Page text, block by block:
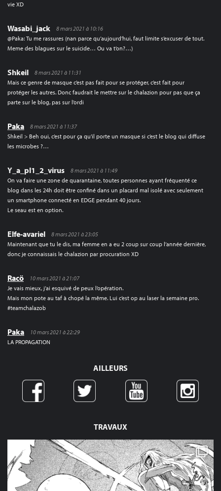
TRAVAUX
vie XD
Wasabi_jack
8 mars 2021 à 10:16
@Paka: Tu me rassures (nan parce qu’aujourd’hui, faut limite s’excuser de tout.
Meme des blagues sur le suicide… Ou va t’on?…)
Shkeil
8 mars 2021 à 11:31
Mais ce genre de masque c’est pas fait pour se protéger, c’est fait pour
protéger les autres. Donc faudrait le mettre sur le chalazion pour pas que ça
parte sur le blog, pas sur l’ordi
Paka
8 mars 2021 à 11:37
Shkeil > Beh oui, c’est pour ça qu’il porte un masque si c’est le blog qui diffuse
les microbes ?…
Y_a_pl1_2_virus
8 mars 2021 à 11:49
On va faire une zone de quarantaine, toutes personnes ayant fréquenté ce
blog dans les 24h doit être confiné dans un placard mal isolé avec seulement
un smartphone connecté en EDGE pendant 40 jours.
Le seau est en option.
Elfe-avariel
8 mars 2021 à 23:05
Maintenant que tu le dis, ma femme en a eu 2 coup sur coup l’année dernière,
donc je connaissais le chalazion par procuration XD
Racö
10 mars 2021 à 21:07
Je vais mieux, j’ai esquivé de peux l’opération.
Mais mon pote au taf à chopé la même. Lui c’est op au laser la semaine pro.
#teamchalazob
Paka
10 mars 2021 à 22:29
LA PROPAGATION
AILLEURS